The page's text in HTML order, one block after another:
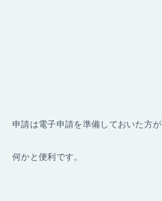
申請は電子申請を準備しておいた方が
何かと便利です。